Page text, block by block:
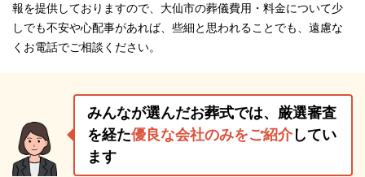
報を提供しておりますので、大仙市の葬儀費用・料金について少
しでも不安や心配事があれば、些細と思われることでも、遠慮な
くお電話でご相談ください。
みんなが選んだお葬式では、厳選審査
を経た優良な会社のみをご紹介してい
ます